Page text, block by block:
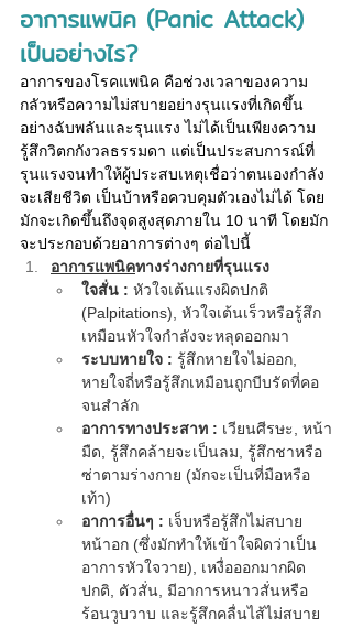
อาการแพนิค (Panic Attack)
เป็นอย่างไร?
อาการของโรคแพนิค คือช่วงเวลาของความ
กลัวหรือความไม่สบายอย่างรุนแรงที่เกิดขึ้น
อย่างฉับพลันและรุนแรง ไม่ได้เป็นเพียงความ
รู้สึกวิตกกังวลธรรมดา แต่เป็นประสบการณ์ที่
รุนแรงจนทำให้ผู้ประสบเหตุเชื่อว่าตนเองกำลัง
จะเสียชีวิต เป็นบ้าหรือควบคุมตัวเองไม่ได้ โดย
มักจะเกิดขึ้นถึงจุดสูงสุดภายใน 10 นาที โดยมัก
จะประกอบด้วยอาการต่างๆ ต่อไปนี้
อาการแพนิคทางร่างกายที่รุนแรง
ใจสั่น : หัวใจเต้นแรงผิดปกติ
(Palpitations), หัวใจเต้นเร็วหรือรู้สึก
เหมือนหัวใจกำลังจะหลุดออกมา
ระบบหายใจ : รู้สึกหายใจไม่ออก,
หายใจถี่หรือรู้สึกเหมือนถูกบีบรัดที่คอ
จนสำลัก
อาการทางประสาท : เวียนศีรษะ, หน้า
มืด, รู้สึกคล้ายจะเป็นลม, รู้สึกชาหรือ
ซ่าตามร่างกาย (มักจะเป็นที่มือหรือ
เท้า)
อาการอื่นๆ : เจ็บหรือรู้สึกไม่สบาย
หน้าอก (ซึ่งมักทำให้เข้าใจผิดว่าเป็น
อาการหัวใจวาย), เหงื่อออกมากผิด
ปกติ, ตัวสั่น, มีอาการหนาวสั่นหรือ
ร้อนวูบวาบ และรู้สึกคลื่นไส้ไม่สบาย